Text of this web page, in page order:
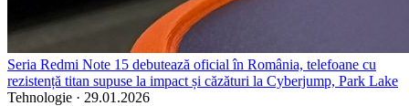
Seria Redmi Note 15 debutează oficial în România, telefoane cu
rezistență titan supuse la impact și căzături la Cyberjump, Park Lake
Tehnologie · 29.01.2026